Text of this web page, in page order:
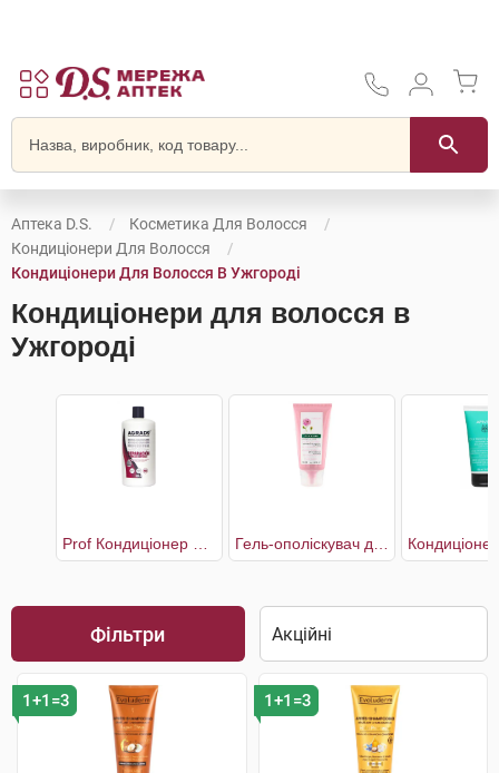
Аптека D.S.
Косметика Для Волосся
Кондиціонери Для Волосся
Кондиціонери Для Волосся В Ужгороді
Кондиціонери для волосся в
Ужгороді
Фільтри
1+1=3 1+1=3